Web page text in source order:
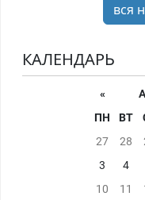
вся
КАЛЕНДАРЬ
«
ПН
ВТ
27
28
3
4
10
11